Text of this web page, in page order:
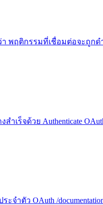
พฤติกรรมที่เชื่อมต่อจะถูก
ำเร็จด้วย Authenticate
ตัว OAuth /